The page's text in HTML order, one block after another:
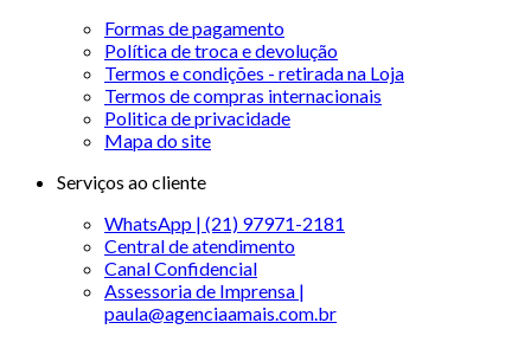
Formas de pagamento
Política de troca e devolução
Termos e condições - retirada na Loja
Termos de compras internacionais
Politica de privacidade
Mapa do site
Serviços ao cliente
WhatsApp | (21) 97971-2181
Central de atendimento
Canal Confidencial
Assessoria de Imprensa |
paula@agenciaamais.com.br